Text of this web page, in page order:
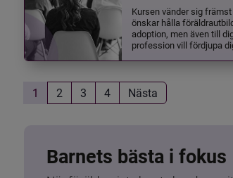
Kursen vänder sig
önskar hålla
adoption, men även till
profession vill fördjupa
1 2 3 4 Nästa
Barnets bästa i fokus